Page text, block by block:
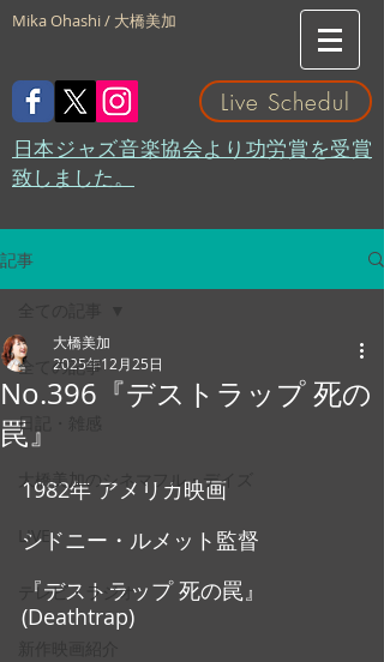
Mika Ohashi / 大橋美加
Live Schedul
​日本ジャズ音楽協会より功労賞を受賞
致しました。
記事
全ての記事
日記・雑感
大橋美加のシネマフル・デイズ
LIVE
テレビ・ラジオ
No.396『デストラップ 死の
罠』
大橋美加
2025年12月25日
1982年 アメリカ映画
シドニー・ルメット監督
『デストラップ 死の罠』
(Deathtrap)